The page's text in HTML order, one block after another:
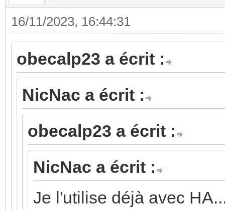
16/11/2023, 16:44:31
obecalp23 a écrit :
NicNac a écrit :
obecalp23 a écrit :
NicNac a écrit :
Je l'utilise déjà avec